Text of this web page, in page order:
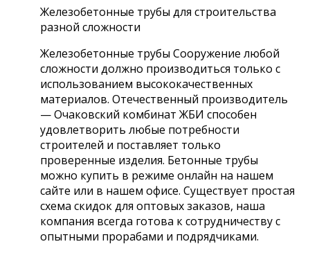
Железобетонные трубы для строительства
разной сложности
Железобетонные трубы Сооружение любой
сложности должно производиться только с
использованием высококачественных
материалов. Отечественный производитель
— Очаковский комбинат ЖБИ способен
удовлетворить любые потребности
строителей и поставляет только
проверенные изделия. Бетонные трубы
можно купить в режиме онлайн на нашем
сайте или в нашем офисе. Существует простая
схема скидок для оптовых заказов, наша
компания всегда готова к сотрудничеству с
опытными прорабами и подрядчиками.